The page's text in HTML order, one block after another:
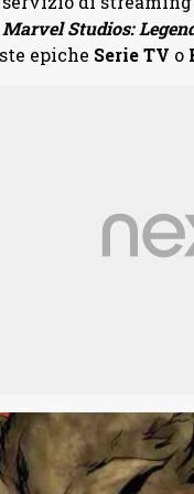
Marvel Studios:
epiche Serie TV o